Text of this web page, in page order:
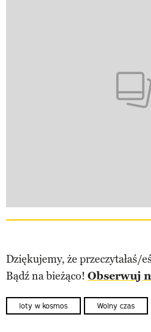
Dziękujemy, że przeczytałaś/
Bądź na bieżąco! Obserwuj
loty w kosmos Wolny czas